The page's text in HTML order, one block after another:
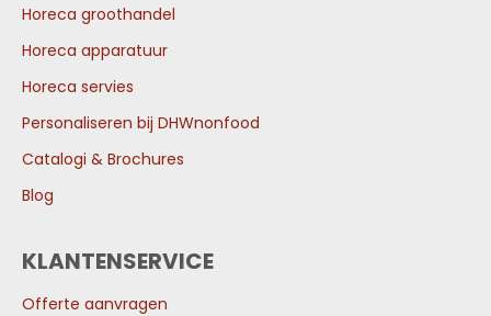
Horeca groothandel
Horeca apparatuur
Horeca servies
Personaliseren bij DHWnonfood
Catalogi & Brochures
Blog
KLANTENSERVICE
Offerte aanvragen